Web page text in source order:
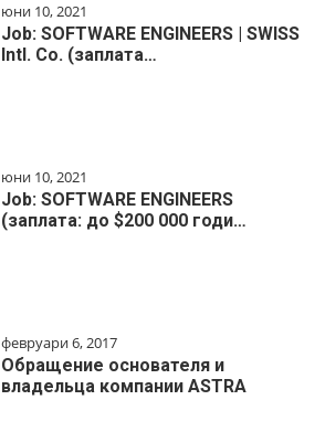
юни 10, 2021
Job: SOFTWARE ENGINEERS | SWISS
Intl. Co. (заплата…
юни 10, 2021
Job: SOFTWARE ENGINEERS
(заплата: до $200 000 годи…
февруари 6, 2017
Обращение основателя и
владельца компании ASTRA